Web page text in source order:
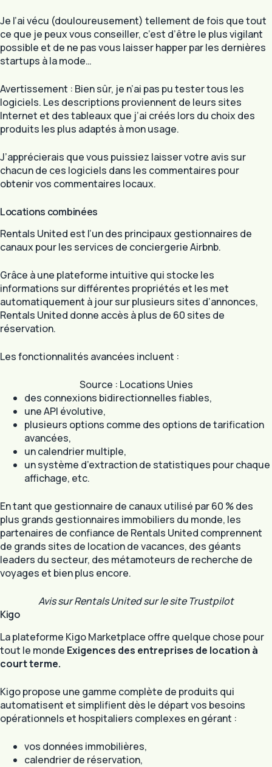
Je l’ai vécu (douloureusement) tellement de fois que tout
ce que je peux vous conseiller, c’est d’être le plus vigilant
possible et de ne pas vous laisser happer par les dernières
startups à la mode…
Avertissement : Bien sûr, je n’ai pas pu tester tous les
logiciels. Les descriptions proviennent de leurs sites
Internet et des tableaux que j’ai créés lors du choix des
produits les plus adaptés à mon usage.
J’apprécierais que vous puissiez laisser votre avis sur
chacun de ces logiciels dans les commentaires pour
obtenir vos commentaires locaux.
Locations combinées
Rentals United est l’un des principaux gestionnaires de
canaux pour les services de conciergerie Airbnb.
Grâce à une plateforme intuitive qui stocke les
informations sur différentes propriétés et les met
automatiquement à jour sur plusieurs sites d’annonces,
Rentals United donne accès à plus de 60 sites de
réservation.
Les fonctionnalités avancées incluent :
Source : Locations Unies
des connexions bidirectionnelles fiables,
une API évolutive,
plusieurs options comme des options de tarification
avancées,
un calendrier multiple,
un système d’extraction de statistiques pour chaque
affichage, etc.
En tant que gestionnaire de canaux utilisé par 60 % des
plus grands gestionnaires immobiliers du monde, les
partenaires de confiance de Rentals United comprennent
de grands sites de location de vacances, des géants
leaders du secteur, des métamoteurs de recherche de
voyages et bien plus encore.
Avis sur Rentals United sur le site Trustpilot
Kigo
La plateforme Kigo Marketplace offre quelque chose pour
tout le monde Exigences des entreprises de location à
court terme.
Kigo propose une gamme complète de produits qui
automatisent et simplifient dès le départ vos besoins
opérationnels et hospitaliers complexes en gérant :
vos données immobilières,
calendrier de réservation,